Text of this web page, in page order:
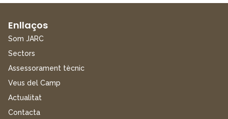
Enllaços
Som JARC
Sectors
Assessorament tècnic
Veus del Camp
Actualitat
Contacta